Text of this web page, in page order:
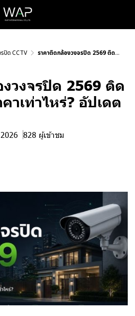
ปิด CCTV ราคาติดกล้องวงจรปิด 2569 ติดตั้ง CCTV ราคาเท่าไหร่? อัปเดตล่าสุด
วงจรปิด 2569 ติด
าเท่าไหร่? อัปเดต
828 ผู้เข้าชม